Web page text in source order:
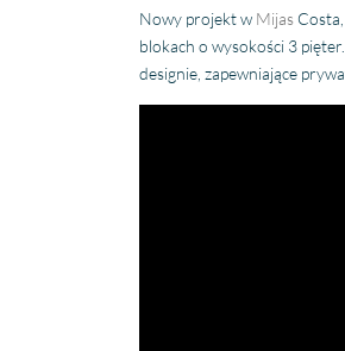
Nowy projekt w Mijas Costa,
blokach o wysokości 3
designie, zapewniające